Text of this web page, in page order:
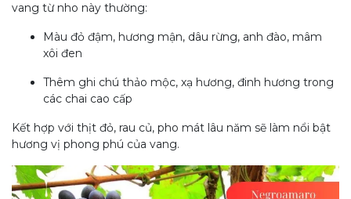
vang từ nho này thường:
Màu đỏ đậm, hương mận, dâu rừng, anh đào, mâm
xôi đen
Thêm ghi chú thảo mộc, xạ hương, đinh hương trong
các chai cao cấp
Kết hợp với thịt đỏ, rau củ, pho mát lâu năm sẽ làm nổi bật
hương vị phong phú của vang.